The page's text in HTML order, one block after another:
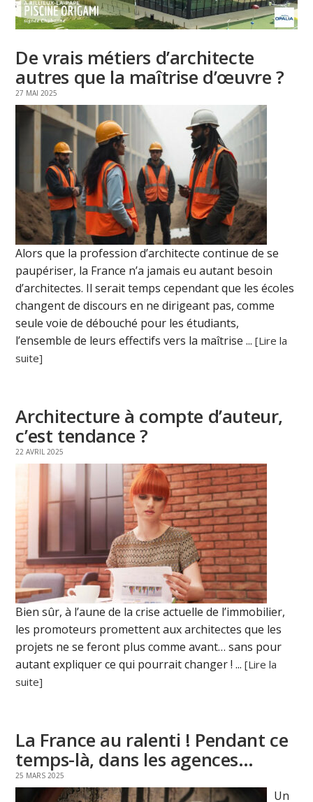
De vrais métiers d’architecte
autres que la maîtrise d’œuvre ?
27 MAI 2025
Alors que la profession d’architecte continue de se
paupériser, la France n’a jamais eu autant besoin
d’architectes. Il serait temps cependant que les écoles
changent de discours en ne dirigeant pas, comme
seule voie de débouché pour les étudiants,
l’ensemble de leurs effectifs vers la maîtrise ...[Lire la
suite]
Architecture à compte d’auteur,
c’est tendance ?
22 AVRIL 2025
Bien sûr, à l’aune de la crise actuelle de l’immobilier,
les promoteurs promettent aux architectes que les
projets ne se feront plus comme avant… sans pour
autant expliquer ce qui pourrait changer ! ...[Lire la
suite]
La France au ralenti ! Pendant ce
temps-là, dans les agences…
25 MARS 2025
Un